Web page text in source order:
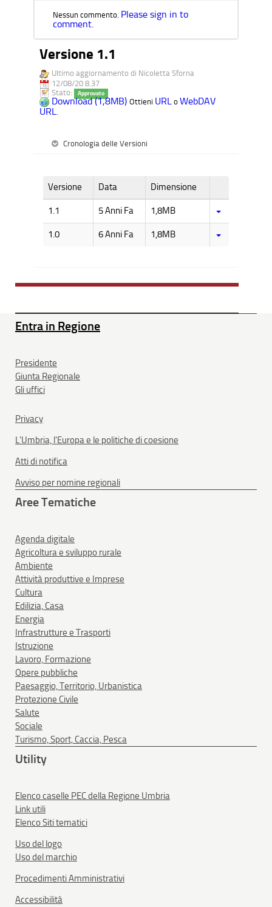
Nessun commento. Please sign in to
comment.
Versione 1.1
Ultimo aggiornamento di Nicoletta Sforna
12/08/20 8.37
Stato:
Approvato
Download (1,8MB) Ottieni URL o WebDAV
URL.
Cronologia delle Versioni
Versione Data Dimensione
1.1 5 Anni Fa 1,8MB
1.0 6 Anni Fa 1,8MB
Entra in Regione
Presidente
Giunta Regionale
Gli uffici
Privacy
L'Umbria, l'Europa e le politiche di coesione
Atti di notifica
Avviso per nomine regionali
Aree Tematiche
Agenda digitale
Agricoltura e sviluppo rurale
Ambiente
Attività produttive e Imprese
Cultura
Edilizia, Casa
Energia
Infrastrutture e Trasporti
Istruzione
Lavoro, Formazione
Opere pubbliche
Paesaggio, Territorio, Urbanistica
Protezione Civile
Salute
Sociale
Turismo, Sport, Caccia, Pesca
Utility
Elenco caselle PEC della Regione Umbria
Link utili
Elenco Siti tematici
Uso del logo
Uso del marchio
Procedimenti Amministrativi
Accessibilità